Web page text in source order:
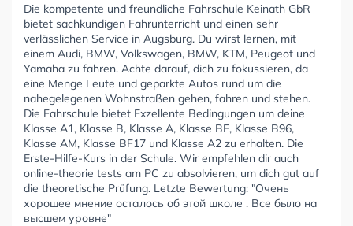
Die kompetente und freundliche Fahrschule Keinath GbR
bietet sachkundigen Fahrunterricht und einen sehr
verlässlichen Service in Augsburg. Du wirst lernen, mit
einem Audi, BMW, Volkswagen, BMW, KTM, Peugeot und
Yamaha zu fahren. Achte darauf, dich zu fokussieren, da
eine Menge Leute und geparkte Autos rund um die
nahegelegenen Wohnstraßen gehen, fahren und stehen.
Die Fahrschule bietet Exzellente Bedingungen um deine
Klasse A1, Klasse B, Klasse A, Klasse BE, Klasse B96,
Klasse AM, Klasse BF17 und Klasse A2 zu erhalten. Die
Erste-Hilfe-Kurs in der Schule. Wir empfehlen dir auch
online-theorie tests am PC zu absolvieren, um dich gut auf
die theoretische Prüfung. Letzte Bewertung: "Очень
хорошее мнение осталось об этой школе . Все было на
высшем уровне"